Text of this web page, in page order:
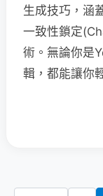
生成技巧，涵
一致性鎖定
術。無論你是
輯，都能讓你